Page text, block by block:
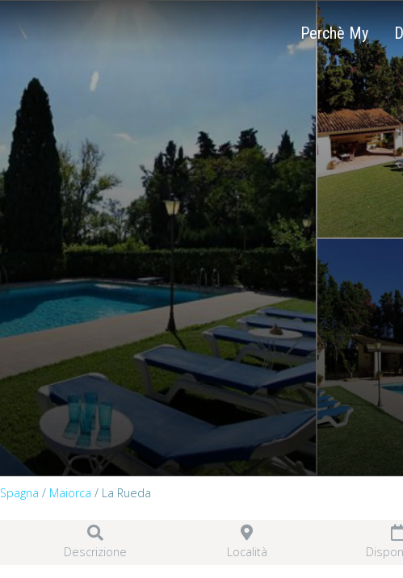
Perchè My
Spagna / Maiorca / La Rueda
Descrizione Località